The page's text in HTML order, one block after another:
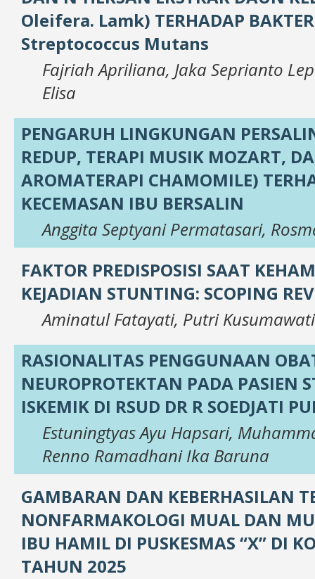
Oleifera. Lamk) TERHADAP
Streptococcus Mutans
Fajriah Apriliana, Jaka Seprianto
Elisa
PENGARUH LINGKUNGAN
REDUP, TERAPI MUSIK MOZART,
AROMATERAPI CHAMOMILE)
KECEMASAN IBU BERSALIN
Anggita Septyani Permatasari,
FAKTOR PREDISPOSISI SAAT
KEJADIAN STUNTING: SCOPING
Aminatul Fatayati, Putri
RASIONALITAS PENGGUNAAN
NEUROPROTEKTAN PADA PASIEN
ISKEMIK DI RSUD DR R SOEDJATI
Estuningtyas Ayu Hapsari,
Renno Ramadhani Ika Baruna
GAMBARAN DAN KEBERHASILAN
NONFARMAKOLOGI MUAL DAN
IBU HAMIL DI PUSKESMAS “X” DI
TAHUN 2025